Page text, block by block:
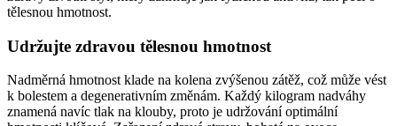
tělesnou hmotnost.
Udržujte zdravou tělesnou hmotnost
Nadměrná hmotnost klade na kolena zvýšenou zátěž, což může vést
k bolestem a degenerativním změnám. Každý kilogram nadváhy
znamená navíc tlak na klouby, proto je udržování optimální